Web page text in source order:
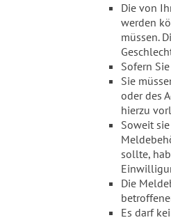
Die von
werden
müssen.
Sofern
Sie
oder des
hierzu
Soweit
sollte,
Die
Es darf